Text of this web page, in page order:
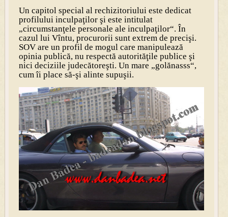
Un capitol special al rechizitoriului este dedicat
profilului inculpaţilor şi este intitulat
„circumstanţele personale ale inculpaţilor“. În
cazul lui Vîntu, procurorii sunt extrem de precişi.
SOV are un profil de mogul care manipulează
opinia publică, nu respectă autorităţile publice şi
nici deciziile judecătoreşti. Un mare „golănasss“,
cum îi place să-şi alinte supuşii.